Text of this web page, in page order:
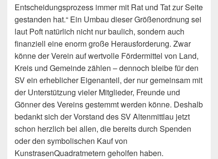
Entscheidungsprozess immer mit Rat und Tat zur Seite
gestanden hat.“ Ein Umbau dieser Größenordnung sei
laut Poft natürlich nicht nur baulich, sondern auch
finanziell eine enorm große Herausforderung. Zwar
könne der Verein auf wertvolle Fördermittel von Land,
Kreis und Gemeinde zählen – dennoch bleibe für den
SV ein erheblicher Eigenanteil, der nur gemeinsam mit
der Unterstützung vieler Mitglieder, Freunde und
Gönner des Vereins gestemmt werden könne. Deshalb
bedankt sich der Vorstand des SV Altenmittlau jetzt
schon herzlich bei allen, die bereits durch Spenden
oder den symbolischen Kauf von
KunstrasenQuadratmetern geholfen haben.